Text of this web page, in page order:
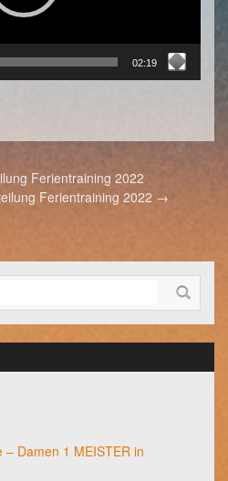
02:19
Ferientraining 2022
Ferientraining 2022 →
Damen 1 MEISTER in